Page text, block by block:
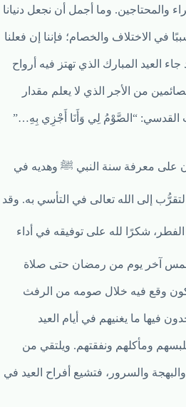
والمحتاجين. وما أجمل أن نجعل دنيانا
في الاختلاف والخصام؛ فإننا إن فعلنا
العيد المبارك الذي تهتز فيه أرواح
من الأجر الذي لا يعلم مقدار
“الصَّوْمُ لِي وَأَنَا أَجْزِي بِهِ…”
على معرفة سنة النبي ﷺ وهديه في
إلى الله تعالى في التأسي به. وقد
شكرًا لله على توفيقه في أداء
شمس آخر يوم من رمضان حتى صلاة
وقع فيه خلال صومه من الرفث
فيها ما يغنيهم في أيام العيد
ومأكلهم ونفقتهم. ويلتقي من
والسرور، فتشيع أفراح العيد في